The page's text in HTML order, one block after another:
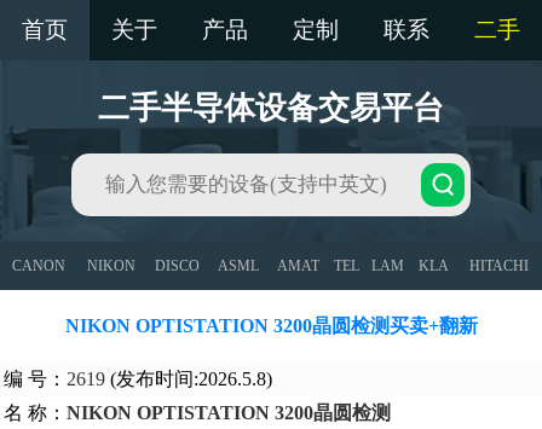
首页 关于 产品 定制 联系 二手
二手半导体设备交易平台
CANON NIKON DISCO ASML AMAT TEL LAM KLA HITACHI
NIKON OPTISTATION 3200晶圆检测买卖+翻新
编 号： 2619 (发布时间:2026.5.8)
名 称： NIKON OPTISTATION 3200晶圆检测